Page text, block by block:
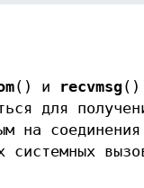
() и recvmsg()
для
на
системных